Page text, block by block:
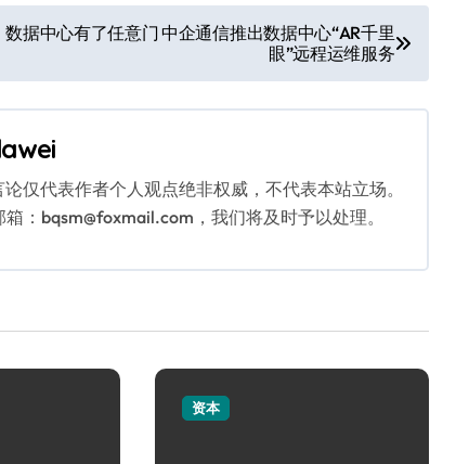
数据中心有了任意门 中企通信推出数据中心“AR千里
眼”远程运维服务
仅代表作者个人观点绝非权威，不代表本站立场。
：bqsm@foxmail.com，我们将及时予以处理。
资本